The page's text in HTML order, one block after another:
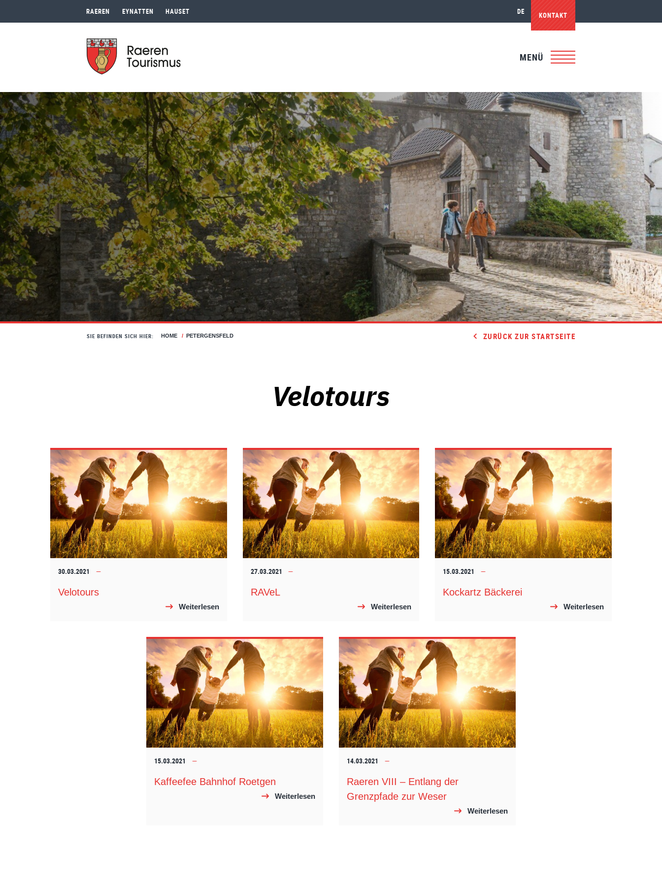
RAEREN EYNATTEN HAUSET DE KONTAKT
MENÜ
SIE BEFINDEN SICH HIER: HOME / PETERGENSFELD ZURÜCK ZUR STARTSEITE
Velotours
30.03.2021
Velotours
Weiterlesen
27.03.2021
RAVeL
Weiterlesen
15.03.2021
Kockartz Bäckerei
Weiterlesen
15.03.2021
Kaffeefee Bahnhof Roetgen
Weiterlesen
14.03.2021
Raeren VIII – Entlang der
Grenzpfade zur Weser
Weiterlesen